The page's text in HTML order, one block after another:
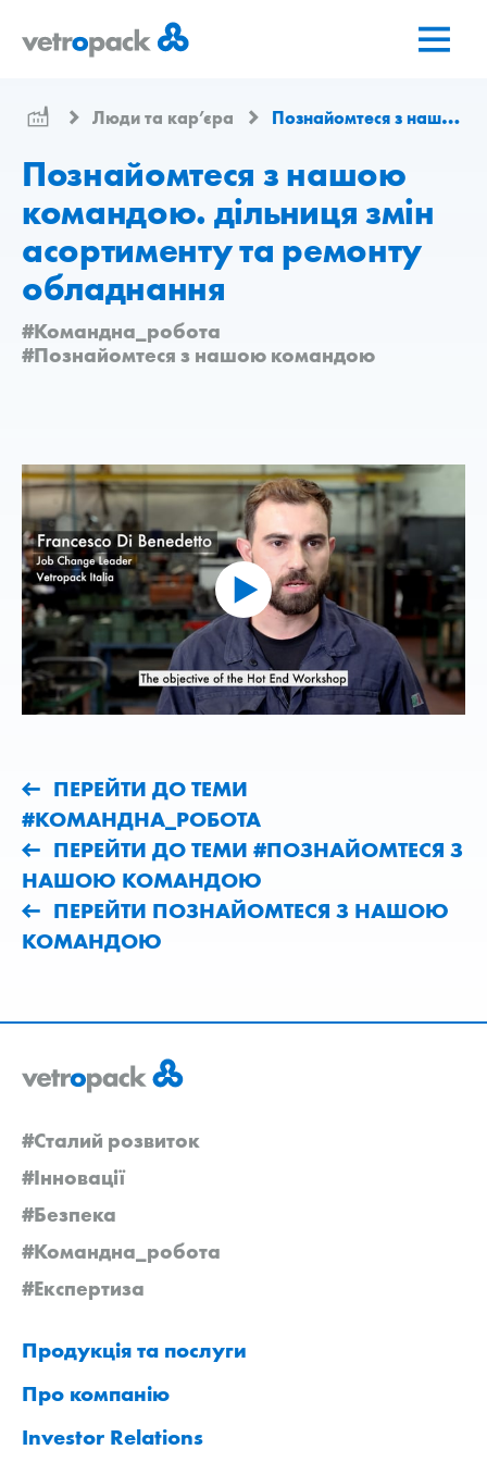
сторінку
Люди та кар’єра Познайомтеся з нашою командою
Познайомтеся з нашою
командою. дільниця змін
асортименту та ремонту
обладнання
#Командна_робота
#Познайомтеся з нашою командою
ПЕРЕЙТИ ДО ТЕМИ
#КОМАНДНА_РОБОТА
ПЕРЕЙТИ ДО ТЕМИ #ПОЗНАЙОМТЕСЯ З
НАШОЮ КОМАНДОЮ
ПЕРЕЙТИ ПОЗНАЙОМТЕСЯ З НАШОЮ
КОМАНДОЮ
#Сталий розвиток
#Інновації
#Безпека
#Командна_робота
#Експертиза
Продукція та послуги
Про компанію
Investor Relations